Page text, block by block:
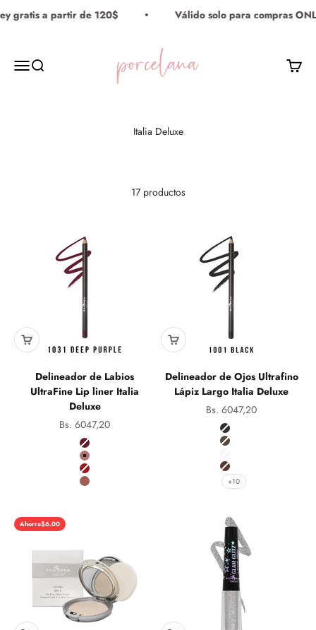
a partir de 120$ Válido solo para compras
MenúBuscar
Porcelana Maquillaje
Carrito
17 productos
Delineador de Labios
UltraFine Lip liner Italia
Deluxe
Precio de oferta
Bs. 6047,20
Color
Deep Purple it
Natural it
Apple Red it
Natural Beige it
Delineador de Ojos Ultrafino
Lápiz Largo Italia Deluxe
Precio de oferta
Bs. 6047,20
Color
1001 Black
1002 Dark Brown
1004 White
1009 Medium Brown
+10
Ahorra$6.00